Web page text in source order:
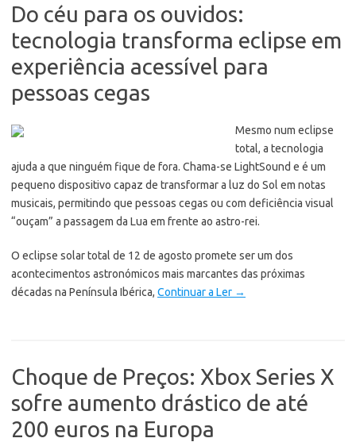
Do céu para os ouvidos:
tecnologia transforma eclipse em
experiência acessível para
pessoas cegas
Mesmo num eclipse
total, a tecnologia
ajuda a que ninguém fique de fora. Chama-se LightSound e é um
pequeno dispositivo capaz de transformar a luz do Sol em notas
musicais, permitindo que pessoas cegas ou com deficiência visual
“ouçam” a passagem da Lua em frente ao astro-rei.
O eclipse solar total de 12 de agosto promete ser um dos
acontecimentos astronómicos mais marcantes das próximas
décadas na Península Ibérica, Continuar a Ler →
Choque de Preços: Xbox Series X
sofre aumento drástico de até
200 euros na Europa